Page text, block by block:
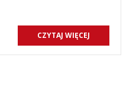
CZYTAJ WIĘCEJ